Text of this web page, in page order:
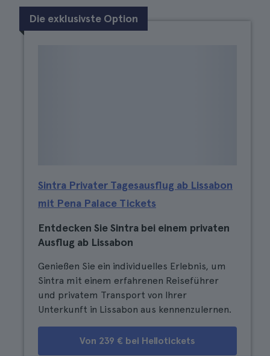
Die exklusivste Option
Sintra Privater Tagesausflug ab Lissabon
mit Pena Palace Tickets
Entdecken Sie Sintra bei einem privaten
Ausflug ab Lissabon
Genießen Sie ein individuelles Erlebnis, um
Sintra mit einem erfahrenen Reiseführer
und privatem Transport von Ihrer
Unterkunft in Lissabon aus kennenzulernen.
Von 239 € bei Hellotickets